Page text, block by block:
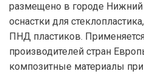
размещено в городе Нижний
оснастки для
ПНД пластиков.
производителей стран
композитные материалы